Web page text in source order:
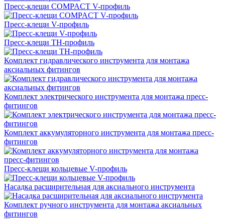
Пресс-клещи COMPACT V-профиль
Пресс-клещи V-профиль
Пресс-клещи TH-профиль
Комплект гидравлического инструмента для монтажа
аксиальных фитингов
Комплект электрического инструмента для монтажа пресс-
фитингов
Комплект аккумуляторного инструмента для монтажа пресс-
фитингов
Пресс-клещи кольцевые V-профиль
Насадка расширительная для аксиального инструмента
Комплект ручного инструмента для монтажа аксиальных
фитингов